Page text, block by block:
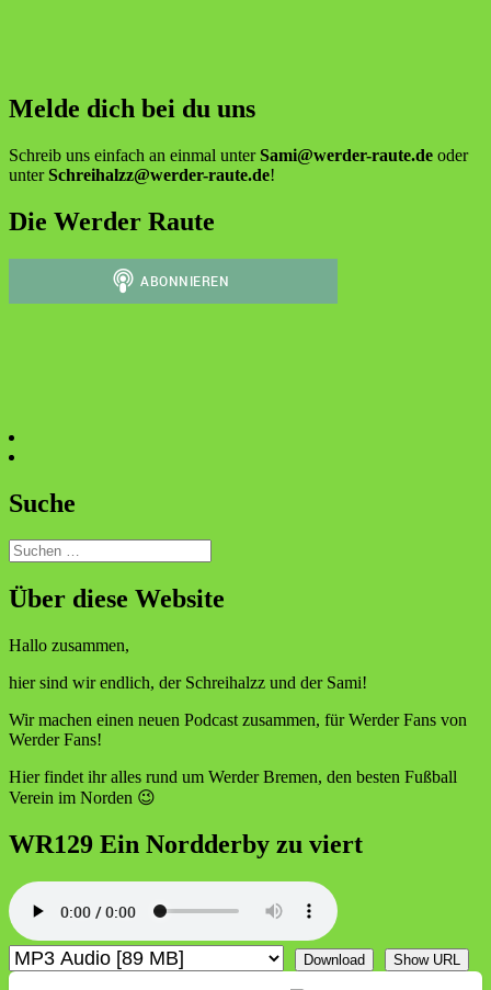
Melde dich bei du uns
Schreib uns einfach an einmal unterSami@werder-raute.de oder
unterSchreihalzz@werder-raute.de!
Die Werder Raute
Suche
Suchen
nach:
Über diese Website
Hallo zusammen,
hier sind wir endlich, der Schreihalzz und der Sami!
Wir machen einen neuen Podcast zusammen, für Werder Fans von
Werder Fans!
Hier findet ihr alles rund um Werder Bremen, den besten Fußball
Verein im Norden 😉
WR129 Ein Nordderby zu viert
Download Show URL